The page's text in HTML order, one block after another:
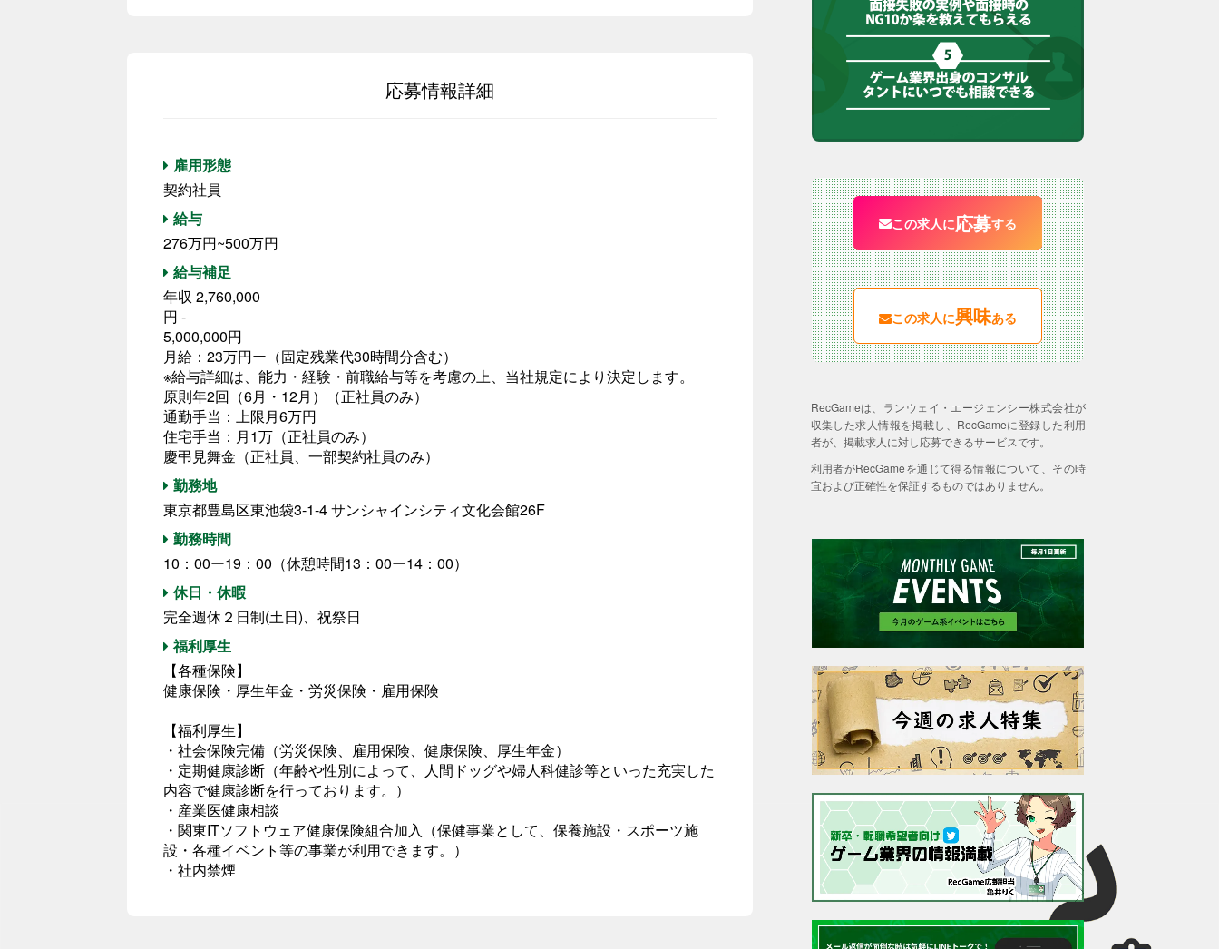
応募情報詳細
雇用形態
契約社員
給与
276万円~500万円
給与補足
年収 2,760,000
円 -
5,000,000円
月給：23万円ー（固定残業代30時間分含む）
※給与詳細は、能力・経験・前職給与等を考慮の上、当社規定により決定します。
原則年2回（6月・12月）（正社員のみ）
通勤手当：上限月6万円
住宅手当：月1万（正社員のみ）
慶弔見舞金（正社員、一部契約社員のみ）
勤務地
東京都豊島区東池袋3-1-4 サンシャインシティ文化会館26F
勤務時間
10：00ー19：00（休憩時間13：00ー14：00）
休日・休暇
完全週休２日制(土日)、祝祭日
福利厚生
【各種保険】
健康保険・厚生年金・労災保険・雇用保険
【福利厚生】
・社会保険完備（労災保険、雇用保険、健康保険、厚生年金）
・定期健康診断（年齢や性別によって、人間ドッグや婦人科健診等といった充実した
内容で健康診断を行っております。）
・産業医健康相談
・関東ITソフトウェア健康保険組合加入（保健事業として、保養施設・スポーツ施
設・各種イベント等の事業が利用できます。）
・社内禁煙
この求人に応募する
この求人に興味ある
RecGameは、ランウェイ・エージェンシー株式会社が
収集した求人情報を掲載し、RecGameに登録した利用
者が、掲載求人に対し応募できるサービスです。
利用者がRecGameを通じて得る情報について、その時
宜および正確性を保証するものではありません。